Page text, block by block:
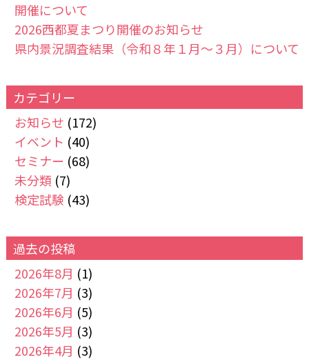
開催について
2026西都夏まつり開催のお知らせ
県内景況調査結果（令和８年１月～３月）について
カテゴリー
お知らせ (172)
イベント (40)
セミナー (68)
未分類 (7)
検定試験 (43)
過去の投稿
2026年8月 (1)
2026年7月 (3)
2026年6月 (5)
2026年5月 (3)
2026年4月 (3)